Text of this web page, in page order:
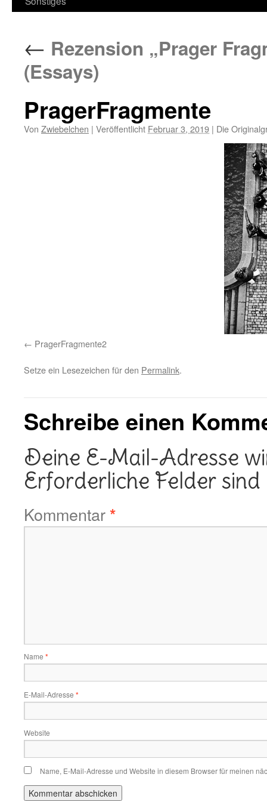
← Rezension „Prager
(Essays)
PragerFragmente
Von Zwiebelchen | Veröffentlicht Februar 3, 2019 | Die
PragerFragmente2
Setze ein Lesezeichen für den Permalink.
Schreibe einen
Deine E-Mail-Adresse
Erforderliche Felder
Kommentar*
Name *
E-Mail-Adresse *
Website
Name, E-Mail-Adresse und Website in diesem Browser für meinen